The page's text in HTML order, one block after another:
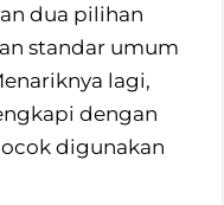
dua pilihan
standar umum
lagi,
dengan
digunakan